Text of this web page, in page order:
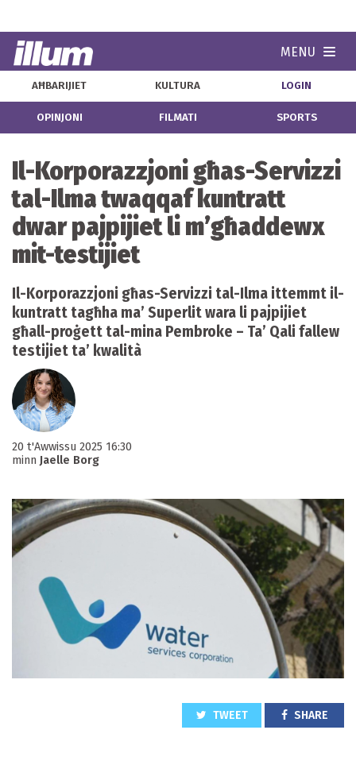
MENU
AĦBARIJIET KULTURA LOGIN
OPINJONI FILMATI SPORTS
Il-Korporazzjoni għas-Servizzi
tal-Ilma twaqqaf kuntratt
dwar pajpijiet li m’għaddewx
mit-testijiet
Il-Korporazzjoni għas-Servizzi tal-Ilma ittemmt il-
kuntratt tagħha ma’ Superlit wara li pajpijiet
għall-proġett tal-mina Pembroke – Ta’ Qali fallew
testijiet ta’ kwalità
20 t'Awwissu 2025 16:30
minn Jaelle Borg
TWEET SHARE